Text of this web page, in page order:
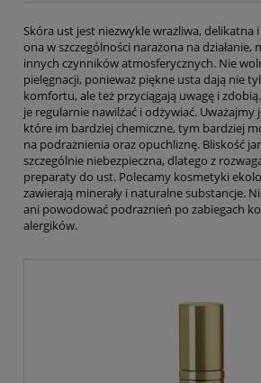
Skóra ust jest niezwykle wrażliwa, delikatna
ona w szczególności narażona na działanie,
innych czynników atmosferycznych. Nie
pielęgnacji, ponieważ piękne usta dają nie
komfortu, ale też przyciągają uwagę i
je regularnie nawilżać i odżywiać. Uważajmy
które im bardziej chemiczne, tym bardziej
na podrażnienia oraz opuchliznę. Bliskość
szczególnie niebezpieczna, dlatego z
preparaty do ust. Polecamy kosmetyki
zawierają minerały i naturalne substancje.
ani powodować podrażnień po zabiegach
alergików.